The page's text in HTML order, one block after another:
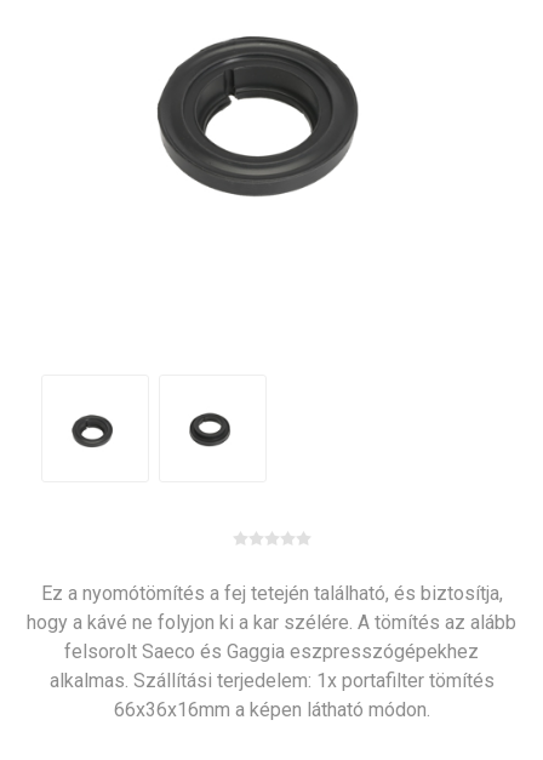
Ez a nyomótömítés a fej tetején található, és biztosítja,
hogy a kávé ne folyjon ki a kar szélére. A tömítés az alább
felsorolt Saeco és Gaggia eszpresszógépekhez
alkalmas. Szállítási terjedelem: 1x portafilter tömítés
66x36x16mm a képen látható módon.